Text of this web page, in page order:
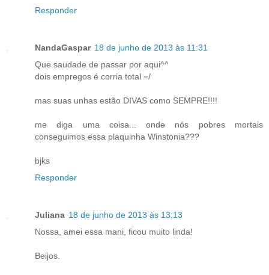
Responder
NandaGaspar 18 de junho de 2013 às 11:31
Que saudade de passar por aqui^^
dois empregos é corria total =/
mas suas unhas estão DIVAS como SEMPRE!!!!
me diga uma coisa... onde nós pobres mortais
conseguimos essa plaquinha Winstonia???
bjks
Responder
Juliana 18 de junho de 2013 às 13:13
Nossa, amei essa mani, ficou muito linda!
Beijos.